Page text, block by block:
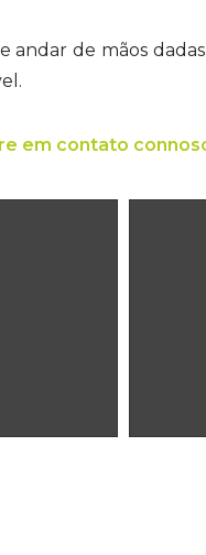
de mãos
em contato